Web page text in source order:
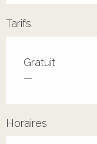
Tarifs
Tarifs 2026
Gratuit
—
Horaires